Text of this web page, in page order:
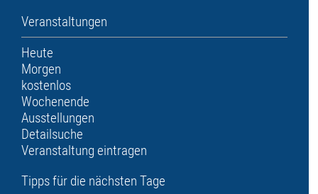
Veranstaltungen
Heute
Morgen
kostenlos
Wochenende
Ausstellungen
Detailsuche
Veranstaltung eintragen
Tipps für die nächsten Tage